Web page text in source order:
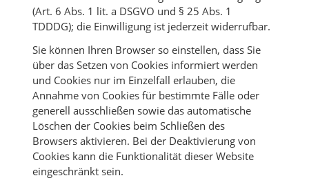
(Art. 6 Abs. 1 lit. a DSGVO und § 25 Abs. 1
TDDDG); die Einwilligung ist jederzeit widerrufbar.
Sie können Ihren Browser so einstellen, dass Sie
über das Setzen von Cookies informiert werden
und Cookies nur im Einzelfall erlauben, die
Annahme von Cookies für bestimmte Fälle oder
generell ausschließen sowie das automatische
Löschen der Cookies beim Schließen des
Browsers aktivieren. Bei der Deaktivierung von
Cookies kann die Funktionalität dieser Website
eingeschränkt sein.